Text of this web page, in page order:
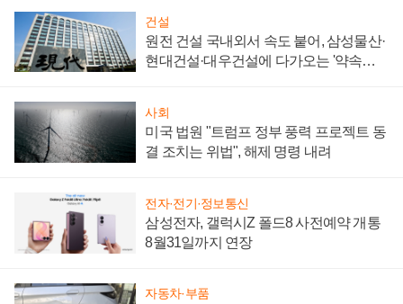
건설
원전 건설 국내외서 속도 붙어, 삼성물산·
현대건설·대우건설에 다가오는 '약속의
사회
미국 법원 "트럼프 정부 풍력 프로젝트 동
결 조치는 위법", 해제 명령 내려
전자·전기·정보통신
삼성전자, 갤럭시Z 폴드8 사전예약 개통
8월31일까지 연장
자동차·부품